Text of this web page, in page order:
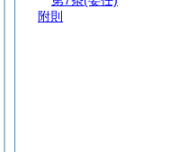
附則